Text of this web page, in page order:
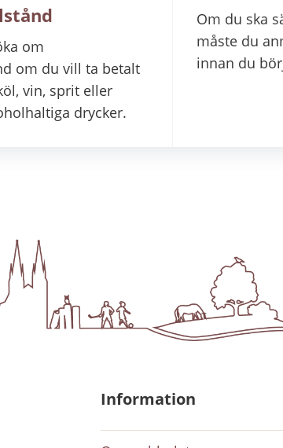
om
om du vill ta betalt
vin, sprit eller
drycker.
Om du ska
måste du
innan du
Information